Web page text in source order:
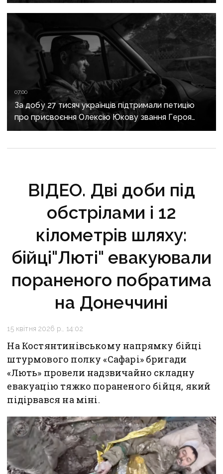
07:00
За добу 27 тисяч українців підтримали петицію
про присвоєння Олексію Юкову звання Героя
України посмертно
ВІДЕО. Дві доби під
обстрілами і 12
кілометрів шляху:
бійці"Люті" евакуювали
пораненого побратима
на Донеччині
15 квітня 2026 р., 14:02
На Костянтинівському напрямку бійці
штурмового полку «Сафарі» бригади
«Лють» провели надзвичайно складну
евакуацію тяжко пораненого бійця, який
підірвався на міні.